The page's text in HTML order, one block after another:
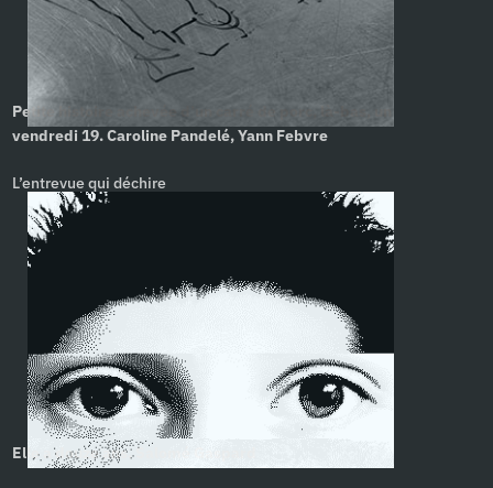
Petite histoire achevée d’un carré de porc, là-bas, un
vendredi 19. Caroline Pandelé, Yann Febvre
L’entrevue qui déchire
Elle a douze ans. Salomé Gaspard